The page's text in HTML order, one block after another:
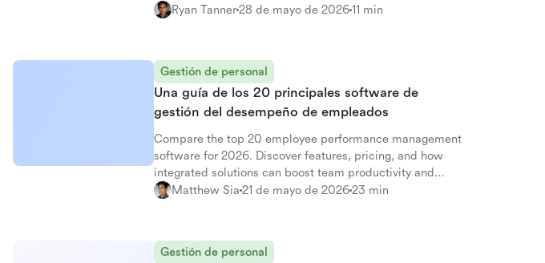
Ryan Tanner28 de mayo de 202611 min
Gestión de personal
Una guía de los 20 principales software de
gestión del desempeño de empleados
Compare the top 20 employee performance management
software for 2026. Discover features, pricing, and how
integrated solutions can boost team productivity and
engagement.
Matthew Sia 21 de mayo de 202623 min
Gestión de personal